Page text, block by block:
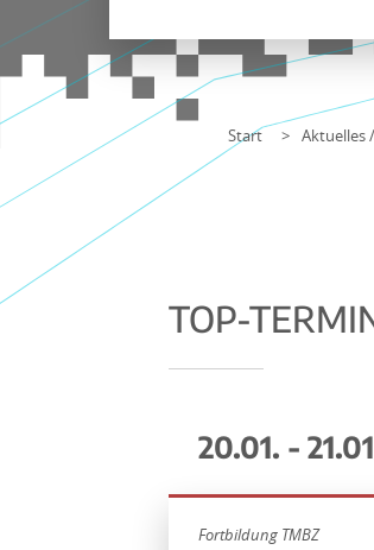
Start Aktuelles
TOP-
20.01. -
Fortbildung TMBZ